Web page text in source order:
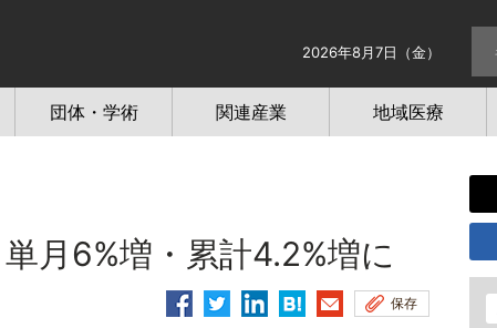
2026年8月7日（金）
団体・学術 関連産業 地域医療
6%増・累計4.2%増に
保存